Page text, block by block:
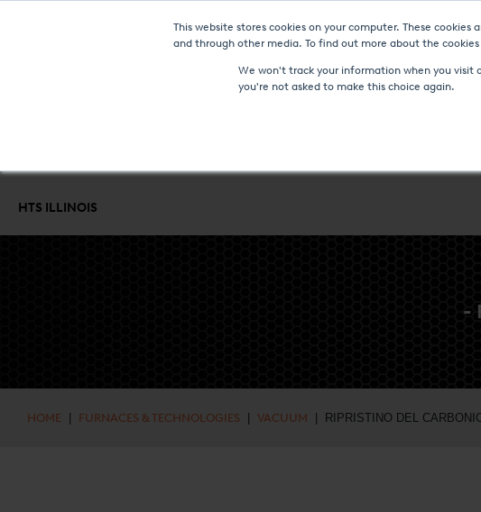
This website stores cookies on your computer. These
and through other media. To find out more about the cookies
We won't track your information when you visit
you're not asked to make this choice again.
NOTIZIE & EVENTICENTRO
HTS ILLINOIS
-
HOME | FURNACES & TECHNOLOGIES | VACUUM | RIPRISTINO DEL